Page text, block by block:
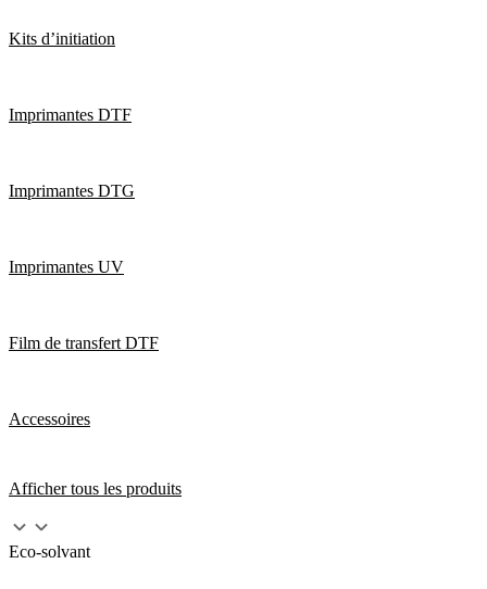
Kits d’initiation
Imprimantes DTF
Imprimantes DTG
Imprimantes UV
Film de transfert DTF
Accessoires
Afficher tous les produits
Eco-solvant